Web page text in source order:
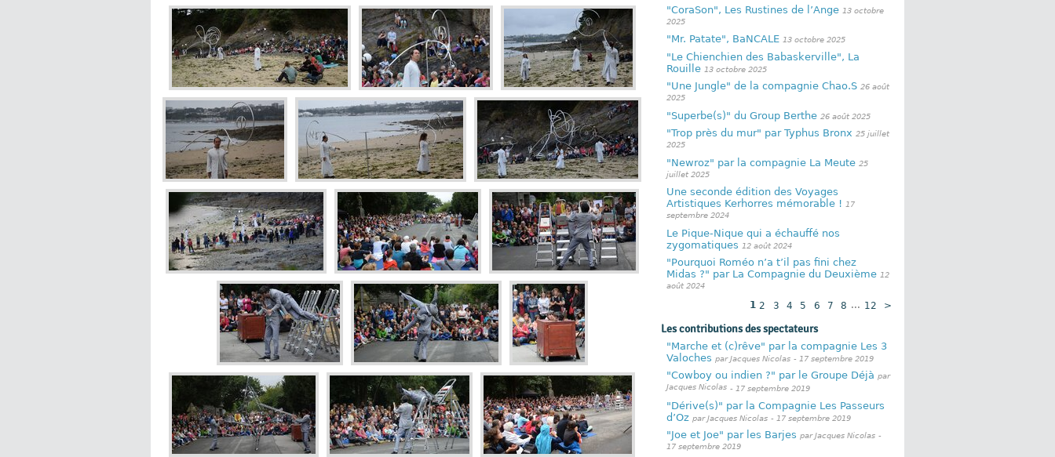
"CoraSon", Les Rustines de l’Ange 13 octobre
2025
"Mr. Patate", BaNCALE 13 octobre 2025
"Le Chienchien des Babaskerville", La
Rouille 13 octobre 2025
"Une Jungle" de la compagnie Chao.S 26 août
2025
"Superbe(s)" du Group Berthe 26 août 2025
"Trop près du mur" par Typhus Bronx 25 juillet
2025
"Newroz" par la compagnie La Meute 25
juillet 2025
Une seconde édition des Voyages
Artistiques Kerhorres mémorable ! 17
septembre 2024
Le Pique-Nique qui a échauffé nos
zygomatiques 12 août 2024
"Pourquoi Roméo n’a t’il pas fini chez
Midas ?" par La Compagnie du Deuxième 12
août 2024
1 2 3 4 5 6 7 8 ... 12 >
Les contributions des spectateurs
"Marche et (c)rêve" par la compagnie Les 3
Valoches par Jacques Nicolas - 17 septembre 2019
"Cowboy ou indien ?" par le Groupe Déjà par
Jacques Nicolas - 17 septembre 2019
"Dérive(s)" par la Compagnie Les Passeurs
d’Oz par Jacques Nicolas - 17 septembre 2019
"Joe et Joe" par les Barjes par Jacques Nicolas -
17 septembre 2019